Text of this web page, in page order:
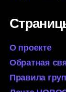
О проекте
Обратная
Правила